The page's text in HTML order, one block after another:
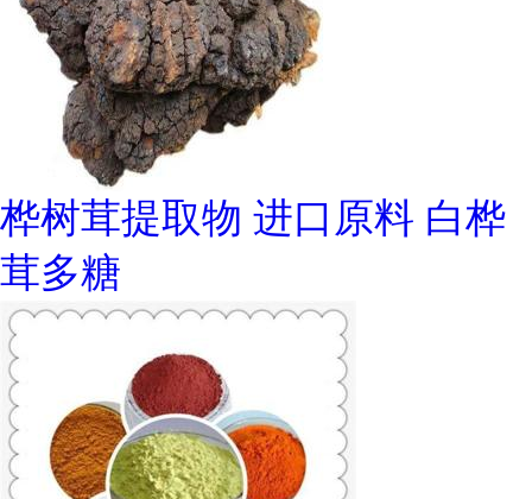
桦树茸提取物 进口原料 白桦
茸多糖